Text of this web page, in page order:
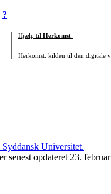
?
Hjælp til Herkomst:
Herkomst: kilden til den digitale
senest opdateret 23.